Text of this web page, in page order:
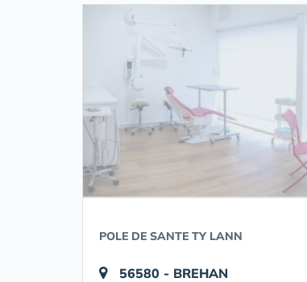
POLE DE SANTE TY LANN
56580 - BREHAN